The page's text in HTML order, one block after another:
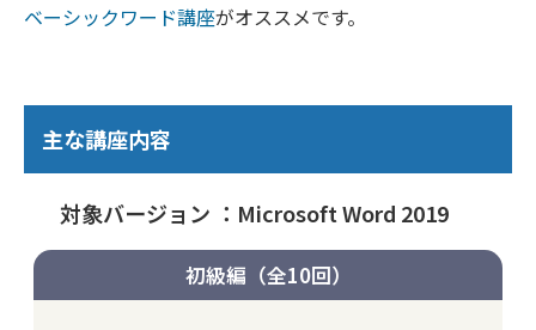
ベーシックワード講座がオススメです。
主な講座内容
対象バージョン ：Microsoft Word 2019
初級編（全10回）